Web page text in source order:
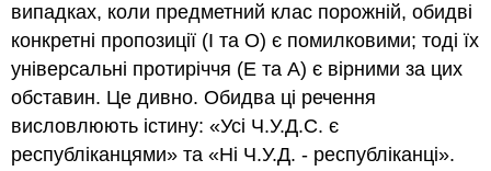
випадках, коли предметний клас порожній, обидві
конкретні пропозиції (I та O) є помилковими; тоді їх
універсальні протиріччя (E та A) є вірними за цих
обставин. Це дивно. Обидва ці речення
висловлюють істину: «Усі Ч.У.Д.С. є
республіканцями» та «Ні Ч.У.Д. - республіканці».